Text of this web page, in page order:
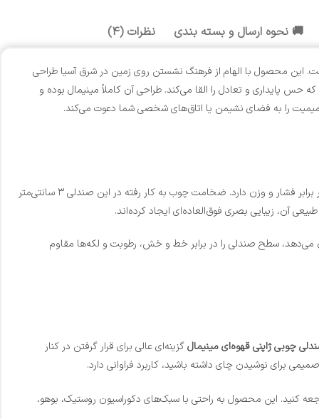
🚚 نحوه ارسال و بسته بندی نظرات (4)
این محصول با الهام از فرهنگ نشستن روی زمین در شرق آسیا طراحی
می‌گذارد. فرم کلی این صندلی به صورت یک مکعب مستطیل کم‌ارتفاع با ابعاد متناسب ۴۵ در ۴۵ سانتی‌متر است که حس پایداری و تعادل را القا می‌کند. طراحی آن کاملاً مینیمال بوده و
صمیمیت را به فضای نشیمن یا اتاق‌های شخصی شما دعوت می‌کند.
تماماً از چوب طبیعی ساخته شده است که استحکام بالایی در برابر فشار و وزن دارد. ضخامت چوب به کار رفته در این صندلی ۳ سانتی‌متر
آن، زیبایی بصری فوق‌العاده‌ای ایجاد کرده‌اند.
می‌دهد، سطح صندلی را در برابر خط و خش، رطوبت و لکه‌ها مقاوم
چوبی ژاپنی قهوه‌ای مینیمالگزینه‌ای عالی برای قرار گرفتن در کنار
برای نوشیدن چای داشته باشید، کاربرد فراوانی دارد.
کنید. این محصول به راحتی با سبک‌های دکوراسیون روستیک، بوهو،